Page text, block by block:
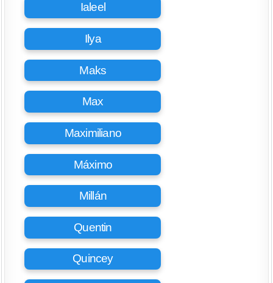
Ialeel
Ilya
Maks
Max
Maximiliano
Máximo
Millán
Quentin
Quincey